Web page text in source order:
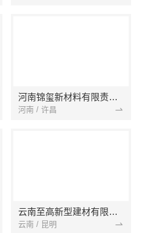
河南锦玺新材料有限责任公司
河南 / 许昌
云南至高新型建材有限公司
云南 / 昆明